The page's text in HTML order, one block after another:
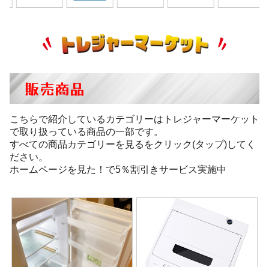
販売商品
こちらで紹介しているカテゴリーはトレジャーマーケット
で取り扱っている商品の一部です。
すべての商品カテゴリーを見るをクリック(タップ)してく
ださい。
ホームページを見た！で5％割引きサービス実施中